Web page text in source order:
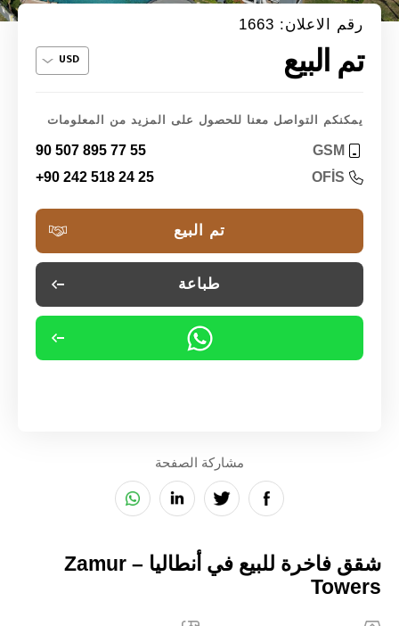
رقم الاعلان: 1663
تم البيع
يمكنكم التواصل معنا للحصول على المزيد من المعلومات
GSM
90 507 895 77 55
OFİS
+90 242 518 24 25
تم البيع
طباعة
مشاركة الصفحة
شقق فاخرة للبيع في أنطاليا – Zamur
Towers